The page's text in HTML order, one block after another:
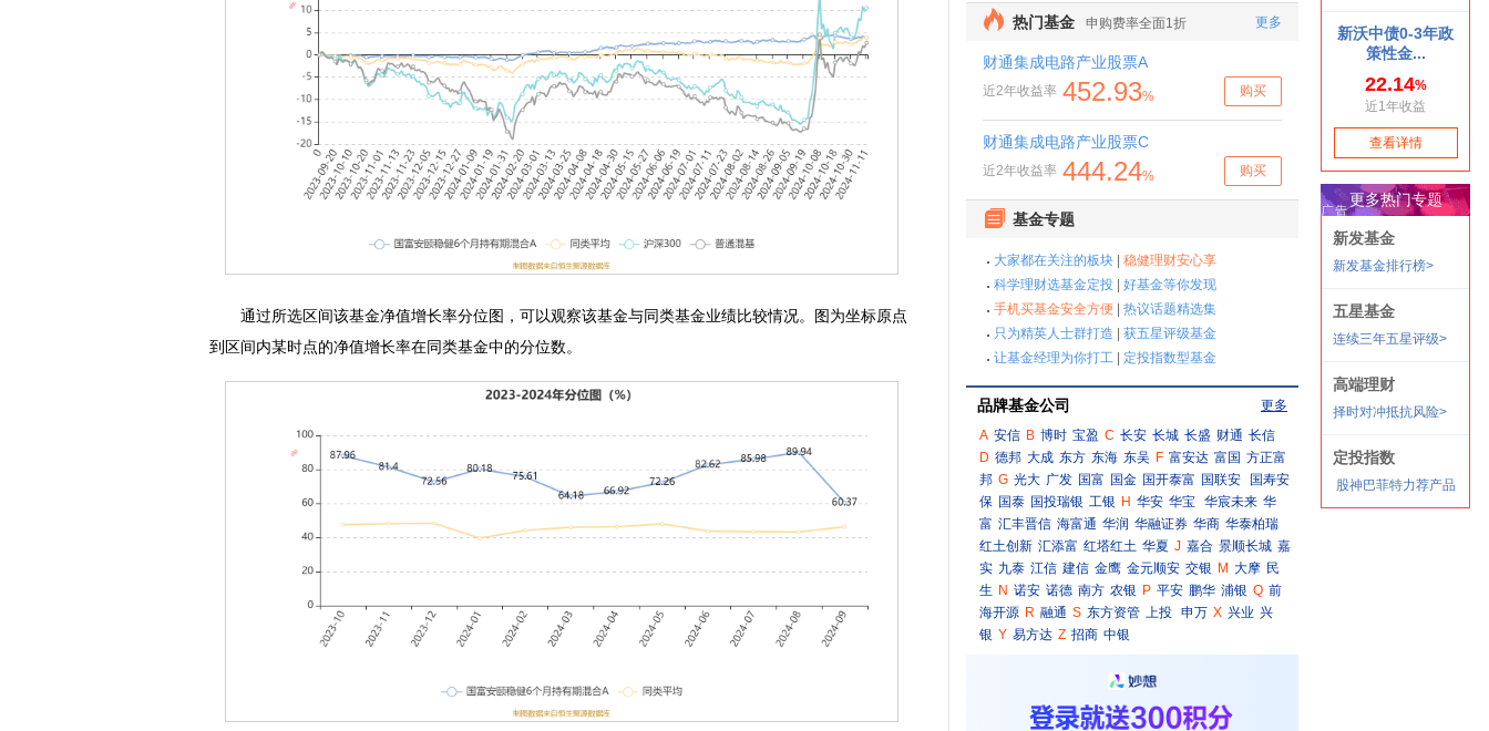
通过所选区间该基金净值增长率分位图，可以观察该基金与同类基金业绩比较情况。图为坐标原点
到区间内某时点的净值增长率在同类基金中的分位数。
品牌基金公司
更多
A 安信 B 博时 宝盈 C 长安 长城 长盛 财通 长信
D 德邦 大成 东方 东海 东吴 F 富安达 富国 方正富
邦 G 光大 广发 国富 国金 国开泰富 国联安
国寿安
保 国泰 国投瑞银 工银 H 华安 华宝 华宸未来 华
富 汇丰晋信 海富通 华润 华融证券 华商 华泰柏瑞
红土创新 汇添富 红塔红土 华夏 J 嘉合 景顺长城 嘉
实 九泰 江信 建信 金鹰 金元顺安 交银 M 大摩 民
生 N 诺安 诺德 南方 农银 P 平安 鹏华 浦银 Q 前
海开源 R 融通 S 东方资管 上投 申万 X 兴业 兴
银 Y 易方达 Z 招商 中银